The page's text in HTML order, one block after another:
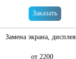
Заказать
Замена экрана, дисплея
от 2200